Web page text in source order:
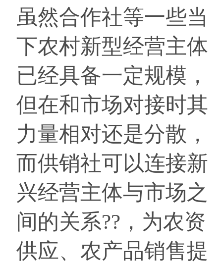
虽然合作社等一些当
下农村新型经营主体
已经具备一定规模，
但在和市场对接时其
力量相对还是分散，
而供销社可以连接新
兴经营主体与市场之
间的关系??，为农资
供应、农产品销售提